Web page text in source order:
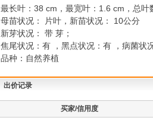
最长叶：38 cm，最宽叶：1.6 cm，总叶
母苗状况： 片叶，新苗状况： 10公分
新芽状况： 带 芽；
焦尾状况：有 ，黑点状况：有 ，病菌状
品种：自然养植
出价记录
买家/信用度